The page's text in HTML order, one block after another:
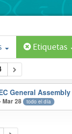
Etiquetas
General Assembly
Mar 28 todo el día